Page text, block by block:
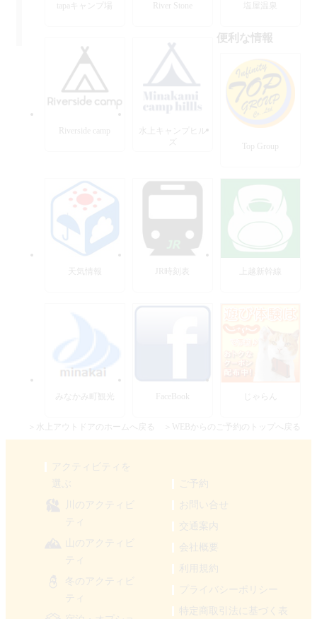
tapaキャンプ場 River Stone 塩屋温泉
Riverside camp
水上キャンプヒル
便利な情報
Top Group
天気情報 JR時刻表
みなかみ町観光 FaceBook じゃらん
＞水上アウトドアのホームへ戻る ＞WEBからのご予約のトップへ戻る
アクティビティを
川のアクティビ
ティ
山のアクティビ
ティ
冬のアクティビ
ティ
ご予約
お問い合せ
交通案内
会社概要
利用規約
プライバシーポリシー
特定商取引法に基づく表